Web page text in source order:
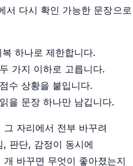
서 다시 확인 가능한 문장으로
하나로 제한합니다.
가지 이하로 고릅니다.
수 상황을 붙입니다.
을 문장 하나만 남깁니다.
자리에서 전부 바꾸려
판단, 감정이 동시에
바꾸면 무엇이 좋아졌는지